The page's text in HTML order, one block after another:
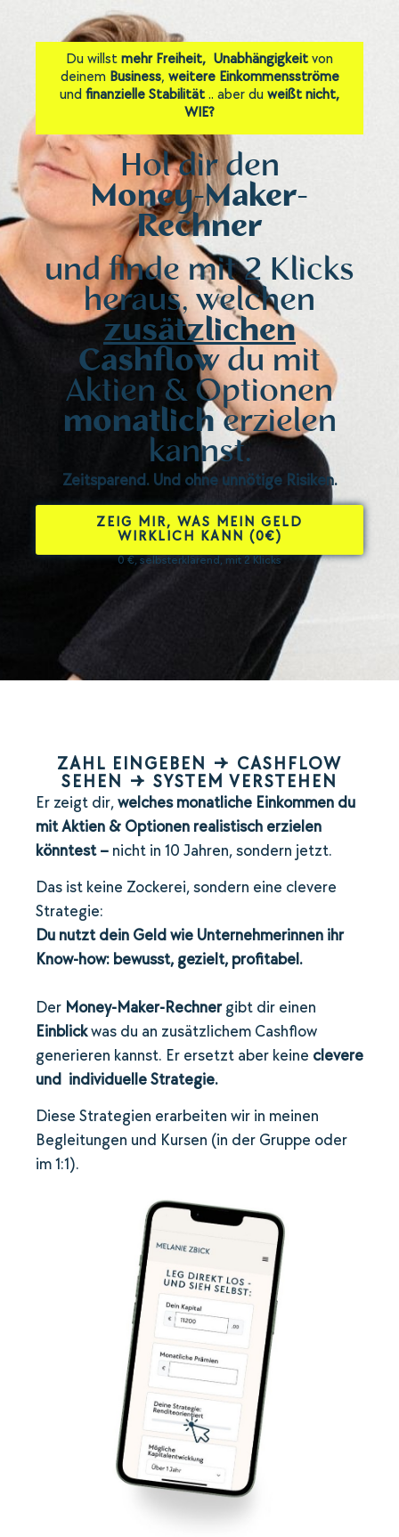
Du willst mehr Freiheit, Unabhängigkeitvon
deinem Business, weitere Einkommensströme
und finanzielle Stabilität.. aber du weißt nicht,
WIE?
Hol dir den
Money-Maker-
Rechner
und finde mit 2 Klicks
heraus, welchen
zusätzlichen
Cashflowdu mit
Aktien & Optionen
monatlicherzielen
kannst.
Zeitsparend. Und ohne unnötige Risiken.
ZEIG MIR, WAS MEIN GELD
WIRKLICH KANN (0€)
0 €, selbsterklärend, mit 2 Klicks
ZAHL EINGEBEN → CASHFLOW
SEHEN → SYSTEM VERSTEHEN
Er zeigt dir,welches monatliche Einkommen du
mit Aktien & Optionen realistisch erzielen
könntest – nicht in 10 Jahren, sondern jetzt.
Das ist keine Zockerei, sondern eine clevere
Strategie:
Du nutzt dein Geld wie Unternehmerinnen ihr
Know-how: bewusst, gezielt, profitabel.
Der Money-Maker-Rechnergibt dir einen
Einblickwas du an zusätzlichem Cashflow
generieren kannst. Er ersetzt aber keine clevere
und individuelle Strategie.
Diese Strategien erarbeiten wir in meinen
Begleitungen und Kursen (in der Gruppe oder
im 1:1).